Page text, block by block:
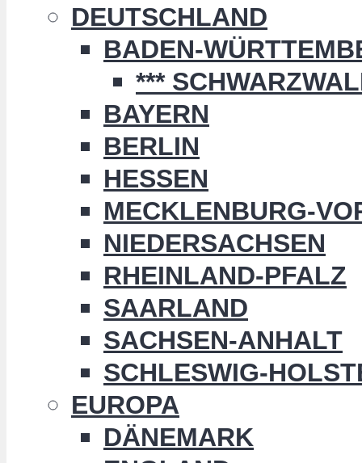
DEUTSCHLAND
BADEN-
***
BAYERN
BERLIN
HESSEN
MECKLENBURG-
NIEDERSACHSEN
RHEINLAND-PFALZ
SAARLAND
SACHSEN-ANHALT
SCHLESWIG-
EUROPA
DÄNEMARK